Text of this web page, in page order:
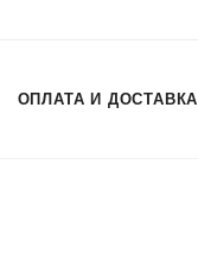
ОПЛАТА И ДОСТАВКА